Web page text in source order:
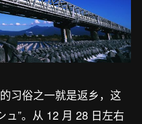
习俗之一就是返乡，这
ュ”。从 12 月 28 日左右